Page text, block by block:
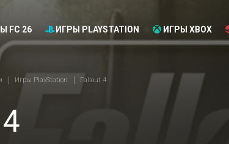
FC 26 ИГРЫ PLAYSTATION ИГРЫ XBOX
Игры PlayStation Fallout 4